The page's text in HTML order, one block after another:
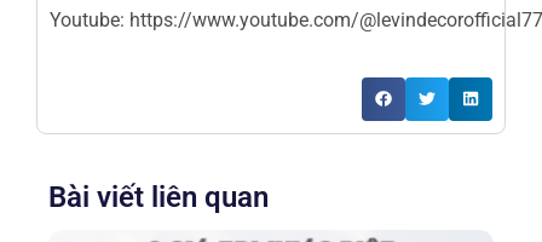
Youtube: https://www.youtube.com/
Bài viết liên quan